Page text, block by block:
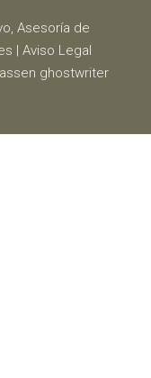
Asesoría de
| Aviso Legal
ghostwriter